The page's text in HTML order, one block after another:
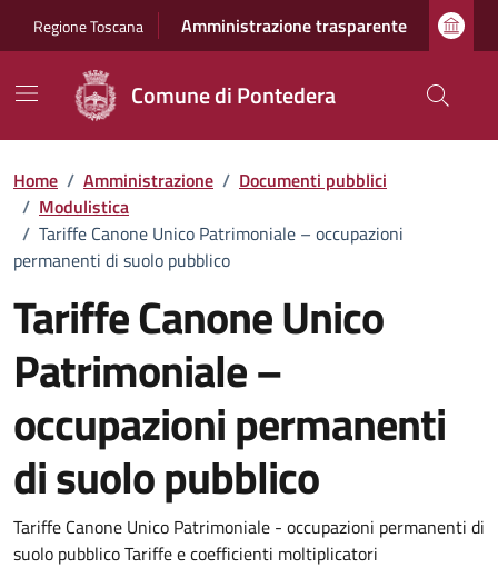
Regione Toscana Amministrazione trasparente
Comune di Pontedera
Home / Amministrazione / Documenti pubblici
/ Modulistica
/ Tariffe Canone Unico Patrimoniale – occupazioni
permanenti di suolo pubblico
Tariffe Canone Unico
Patrimoniale –
occupazioni permanenti
di suolo pubblico
Dettagli del documento
Tariffe Canone Unico Patrimoniale - occupazioni permanenti di
suolo pubblico Tariffe e coefficienti moltiplicatori